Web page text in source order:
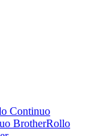
Continuo
Rollo